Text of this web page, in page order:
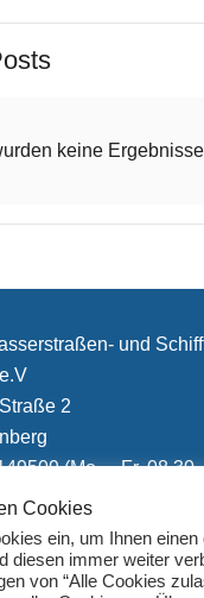
keine
und
2
(Mo. – Fr. 08.30
Cookies
ein, um Ihnen
diesen immer weiter
von “Alle Cookies